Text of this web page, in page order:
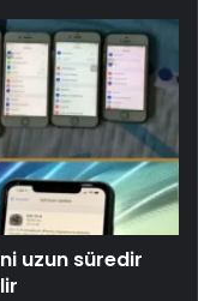
uzun süredir